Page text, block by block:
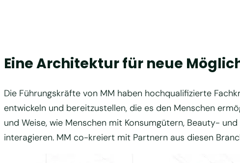
Eine Architektur für neue
Die Führungskräfte von MM haben hochqualifizierte
entwickeln und bereitzustellen, die es den Menschen
und Weise, wie Menschen mit Konsumgütern, Beauty-
interagieren. MM co-kreiert mit Partnern aus diesen